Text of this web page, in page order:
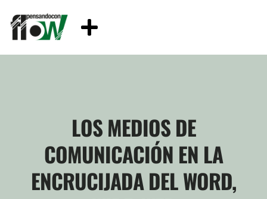
LOS MEDIOS DE
COMUNICACIÓN EN LA
ENCRUCIJADA DEL WORD,